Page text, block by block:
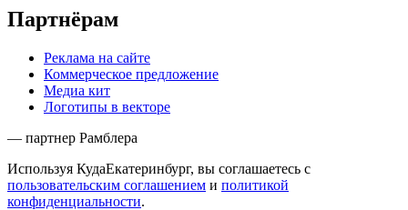
Партнёрам
Реклама на сайте
Коммерческое предложение
Медиа кит
Логотипы в векторе
— партнер Рамблера
Используя КудаЕкатеринбург, вы соглашаетесь с
пользовательским соглашением и политикой
конфиденциальности.